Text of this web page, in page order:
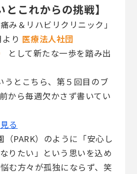
とこれからの挑戦】
み＆リハビリクリニック」
り 医療法人社団
として新たな一歩を踏み出
うとこちら、第５回目のブ
から毎週欠かさず書いてい
る
（PARK）のように「安心し
りたい」という思いを込め
む方々が孤独にならず、笑